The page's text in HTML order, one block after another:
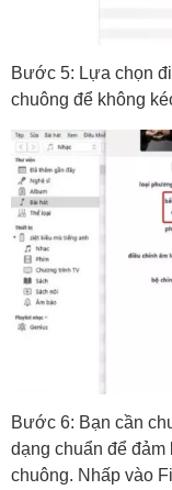
Bước 5: Lựa chọn
chuông để không
Bước 6: Bạn cần
dạng chuẩn để
chuông. Nhấp vào